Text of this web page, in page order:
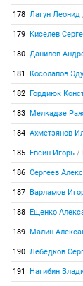
178 Лагун Леонид
179 Киселев
180 Данилов
181 Косолапов
182 Гордиюк
183 Мелкадзе
184 Ахметзянов
185 Евсин Игорь /
186 Сергеев
187 Варламов
188 Ещенко
189 Малин
190 Лебедков
191 Нагибин